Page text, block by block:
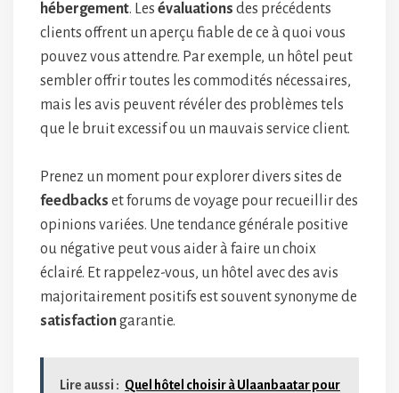
hébergement. Les évaluations des précédents
clients offrent un aperçu fiable de ce à quoi vous
pouvez vous attendre. Par exemple, un hôtel peut
sembler offrir toutes les commodités nécessaires,
mais les avis peuvent révéler des problèmes tels
que le bruit excessif ou un mauvais service client.
Prenez un moment pour explorer divers sites de
feedbacks et forums de voyage pour recueillir des
opinions variées. Une tendance générale positive
ou négative peut vous aider à faire un choix
éclairé. Et rappelez-vous, un hôtel avec des avis
majoritairement positifs est souvent synonyme de
satisfactiongarantie.
Lire aussi : Quel hôtel choisir à Ulaanbaatar pour